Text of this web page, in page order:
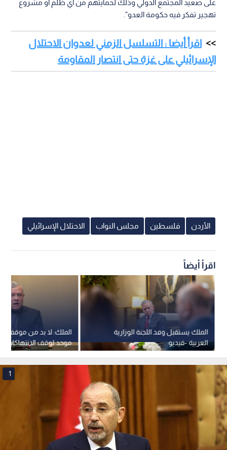
على صعيد المجتمع الدولي وذلك لحمايتهم من أي ظلم أو مشروع
تهجير تفكر فيه حكومة العدو".
اقرأ أيضا : التسلسل الزمني لعدوان الاحتلال
الإسرائيلي على غزة حتى انتصار المقاومة
الأردن فلسطين مجلس النواب الاحتلال الإسرائيلي
اقرأ أيضاً
الملك: لا بد من موقف
موحد لوقف الانتهاكات
القانونية في الأقصى
الملك يستقبل وفد اللجنة الوزارية
العربية -فيديو
1